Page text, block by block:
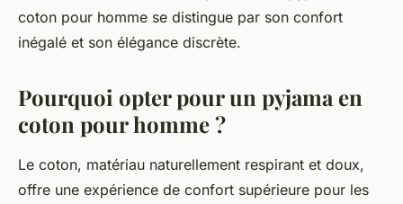
coton pour homme se distingue par son confort
inégalé et son élégance discrète.
Pourquoi opter pour un pyjama en
coton pour homme ?
Le coton, matériau naturellement respirant et doux,
offre une expérience de confort supérieure pour les